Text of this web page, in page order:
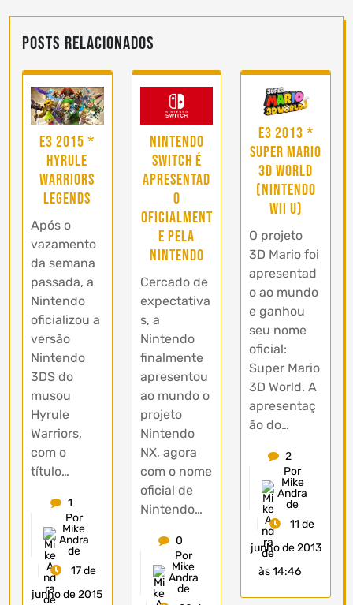
Posts Relacionados
E3 2015 *
Hyrule
Warriors
Legends
Após o
vazamento
da semana
passada, a
Nintendo
oficializou a
versão
Nintendo
3DS do
musou
Hyrule
Warriors,
com o
título…
1
Por
Mike
Andra
de
17 de
junho de 2015
Nintendo
Switch é
apresentad
o
oficialment
e pela
Nintendo
Cercado de
expectativa
s, a
Nintendo
finalmente
apresentou
ao mundo o
projeto
Nintendo
NX, agora
com o nome
oficial de
Nintendo…
0
Por
Mike
Andra
de
E3 2013 *
Super Mario
3D World
(Nintendo
Wii U)
O projeto
3D Mario foi
apresentad
o ao mundo
e ganhou
seu nome
oficial:
Super Mario
3D World. A
apresentaç
ão do…
2
Por
Mike
Andra
de
11 de
junho de 2013
às 14:46